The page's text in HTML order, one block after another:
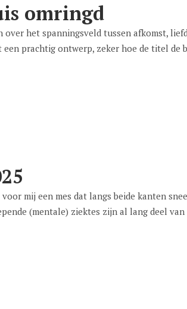
omringd
over het spanningsveld tussen afkomst,
prachtig ontwerp, zeker hoe de titel de
voor mij een mes dat langs beide
(mentale) ziektes zijn al lang deel